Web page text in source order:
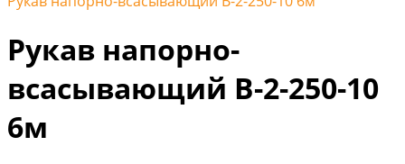
Рукав напорно-
всасывающий В-2-250-10
6м